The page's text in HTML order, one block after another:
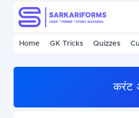
Home GK Tricks Quizzes
करंट